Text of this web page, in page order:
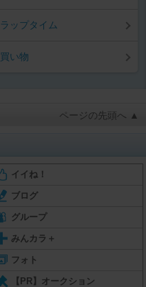
ラップタイム
買い物
ページの先頭へ ▲
イイね！
ブログ
グループ
みんカラ＋
フォト
【PR】オークション